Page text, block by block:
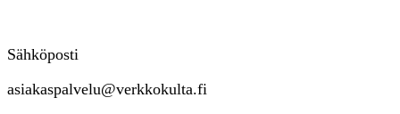
Sähköposti
asiakaspalvelu@verkkokulta.fi